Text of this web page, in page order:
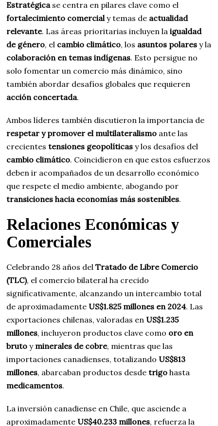
Estratégicase centra en pilares clave como el
fortalecimiento comercial y temas de actualidad
relevante. Las áreas prioritarias incluyen laigualdad
de género, el cambio climático, los asuntos polares y la
colaboración en temas indígenas. Esto persigue no
solo fomentar un comercio más dinámico, sino
también abordar desafíos globales que requieren
acción concertada.
Ambos líderes también discutieron la importancia de
respetar y promover el multilateralismo ante las
crecientestensiones geopolíticas y los desafíos del
cambio climático. Coincidieron en que estos esfuerzos
deben ir acompañados de un desarrollo económico
que respete el medio ambiente, abogando por
transiciones hacia economías más sostenibles.
Relaciones Económicas y
Comerciales
Celebrando 28 años delTratado de Libre Comercio
(TLC), el comercio bilateral ha crecido
significativamente, alcanzando un intercambio total
de aproximadamente US$1.825 millones en 2024. Las
exportaciones chilenas, valoradas en US$1.235
millones, incluyeron productos clave como oro en
bruto y minerales de cobre, mientras que las
importaciones canadienses, totalizando US$813
millones, abarcaban productos desdetrigo hasta
medicamentos.
La inversión canadiense en Chile, que asciende a
aproximadamente US$40.233 millones, refuerza la